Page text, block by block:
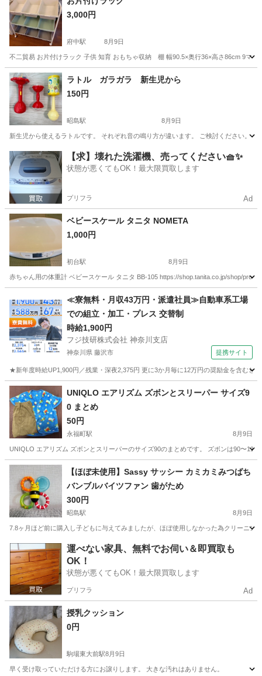
3,000円
府中駅 8月9日
不二貿易 お片付けラック 子供 知育 おもちゃ収納 棚 幅90.5×奥行36×高さ86cm 9マ
東京 府中市 府中駅 キッズ用品
ラトル ガラガラ 新生児から
150円
昭島駅 8月9日
新生児から使えるラトルです。 それぞれ音の鳴り方が違います。 ご検討ください。
東京 昭島市 昭島駅 ベビー用品
【求】壊れた洗濯機、売ってください🧺✨
状態が悪くてもOK！最大限買取します
プリフラ Ad
ベビースケール タニタ NOMETA
1,000円
初台駅 8月9日
赤ちゃん用の体重計 ベビースケール タニタ BB-105 https://shop.tanita.co.jp/shop/
初台駅 ベビー用品
≪寮無料・月収43万円・派遣社員≫自動車系工場
での組立・加工・プレス 交替制
時給1,900円
フジ技研株式会社 神奈川支店
神奈川県 藤沢市 提携サイト
★新年度時給UP1,900円／残業・深夜2,375円 更に3か月毎に12万円の奨励金を含む
神奈川 藤沢市 UNIQLO エアリズム ズボンとスリーパー サイズ9
0 まとめ
50円
永福町駅 8月9日
UNIQLO エアリズム ズボンとスリーパーのサイズ90のまとめです。 ズボンは90〜
東京 杉並区 永福町駅 ベビー用品
【ほぼ未使用】Sassy サッシー カミカミみつばち
バンブルバイツファン 歯がため
300円
昭島駅 8月9日
7.8ヶ月ほど前に購入し子どもに与えてみましたが、ほぼ使用しなかった為クリーニ
東京 昭島市 昭島駅 ベビー用品 サッシー
運べない家具、無料でお伺い＆即買取も
OK！
状態が悪くてもOK！最大限買取します
プリフラ Ad
授乳クッション
0円
駒場東大前駅8月9日
早く受け取っていただける方にお譲りします。 大きな汚れはありません。